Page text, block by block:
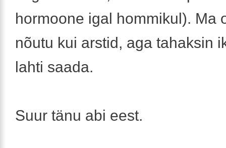
hormoone igal hommikul). Ma
nõutu kui arstid, aga tahaksin
lahti saada.
Suur tänu abi eest.